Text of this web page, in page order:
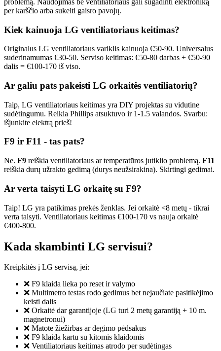
per karščio arba sukelti gaisro pavojų.
Kiek kainuoja LG ventiliatoriaus keitimas?
Originalus LG ventiliatoriaus variklis kainuoja €50-90. Universalus
suderinamumas €30-50. Serviso keitimas: €50-80 darbas + €50-90
dalis = €100-170 iš viso.
Ar galiu pats pakeisti LG orkaitės ventiliatorių?
Taip, LG ventiliatoriaus keitimas yra DIY projektas su vidutine
sudėtingumu. Reikia Phillips atsuktuvo ir 1-1.5 valandos. Svarbu:
išjunkite elektrą prieš!
F9 ir F11 - tas pats?
Ne. F9 reiškia ventiliatoriaus ar temperatūros jutiklio problemą. F11
reiškia durų užrakto gedimą (durys neužsirakina). Skirtingi gedimai.
Ar verta taisyti LG orkaitę su F9?
Taip! LG yra patikimas prekės ženklas. Jei orkaitė <8 metų - tikrai
verta taisyti. Ventiliatoriaus keitimas €100-170 vs nauja orkaitė
€400-800.
Kada skambinti LG servisui?
Kreipkitės į LG servisą, jei:
❌ F9 klaida lieka po reset ir valymo
❌ Multimetro testas rodo gedimus bet nejaučiate pasitikėjimo
keisti dalis
❌ Orkaitė dar garantijoje (LG turi 2 metų garantiją + 10 m.
magnetronui)
❌ Matote žiežirbas ar degimo pėdsakus
❌ F9 klaida kartu su kitomis klaidomis
❌ Ventiliatoriaus keitimas atrodo per sudėtingas